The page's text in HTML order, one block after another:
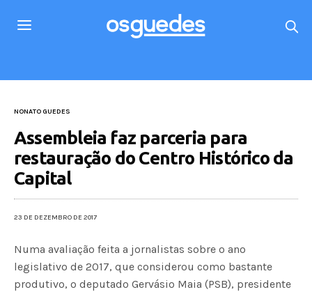
NONATO GUEDES
Assembleia faz parceria para
restauração do Centro Histórico da
Capital
23 DE DEZEMBRO DE 2017
Numa avaliação feita a jornalistas sobre o ano
legislativo de 2017, que considerou como bastante
produtivo, o deputado Gervásio Maia (PSB), presidente